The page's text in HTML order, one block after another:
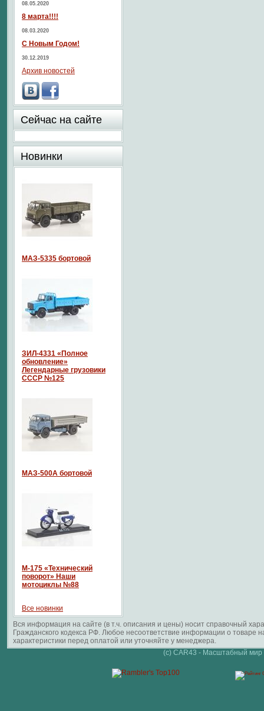
08.05.2020
8 марта!!!!
08.03.2020
С Новым Годом!
30.12.2019
Архив новостей
Сейчас на сайте
Новинки
МАЗ-5335 бортовой
ЗИЛ-4331 «Полное
обновление»
Легендарные грузовики
СССР №125
МАЗ-500А бортовой
М-175 «Технический
поворот» Наши
мотоциклы №88
Все новинки
Вся информация на сайте (в т.ч. описания и цены) носит справочный
Гражданского кодекса РФ. Любое несоответствие информации о
характеристики перед оплатой или уточняйте у менеджера.
(c) CAR43 - Масштабный мир